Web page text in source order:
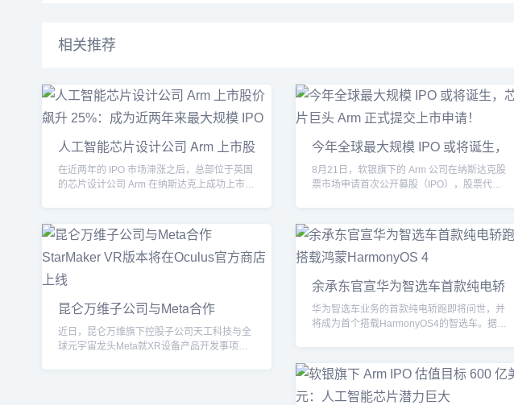
相关推荐
人工智能芯片设计公司 Arm 上市股
在近两年的 IPO 市场滞涨之后，总部位于英国
的芯片设计公司 Arm 在纳斯达克上成功上市，
今年全球最大规模 IPO 或将诞生，
芯
8月21日，软银旗下的 Arm 公司在纳斯达克股
票市场申请首次公开募股（IPO），股票代码
昆仑万维子公司与Meta合作
StarMak
近日，昆仑万维旗下控股子公司天工科技与全
球元宇宙龙头Meta就XR设备产品开发事项签
余承东官宣华为智选车首款纯电轿
跑
华为智选车业务的首款纯电轿跑即将问世，并
将成为首个搭载HarmonyOS4的智选车。据华